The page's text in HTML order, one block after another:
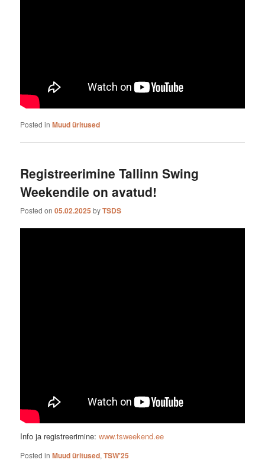
Posted in Muud üritused
Registreerimine Tallinn Swing
Weekendile on avatud!
Posted on05.02.2025 byTSDS
Info ja registreerimine:www.tsweekend.ee
Posted in Muud üritused,TSW'25